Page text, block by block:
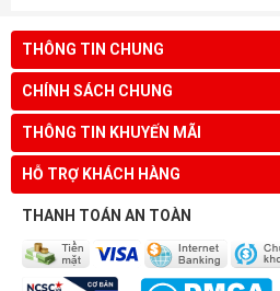
THÔNG TIN CHUNG
CHÍNH SÁCH CHUNG
THÔNG TIN KHUYẾN MÃI
HỖ TRỢ KHÁCH HÀNG
THANH TOÁN AN TOÀN